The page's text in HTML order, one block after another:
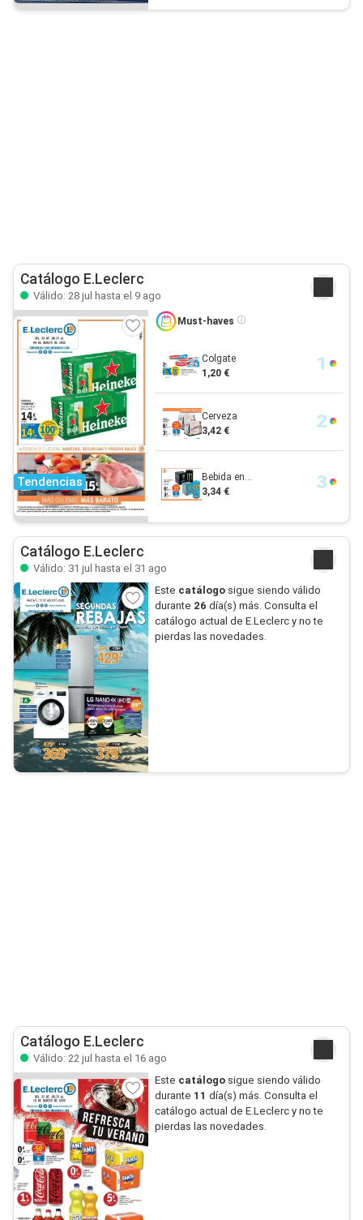
Catálogo E.Leclerc
Válido: 28 jul hasta el 9 ago
Tendencias
Must-haves
Colgate
1,20 €
Cerveza
3,42 €
Bebida en...
3,34 €
Catálogo E.Leclerc
Válido: 31 jul hasta el 31 ago
Este catálogosigue siendo válido
durante 26 día(s) más. Consulta el
catálogo actual de E.Leclerc y no te
pierdas las novedades.
Catálogo E.Leclerc
Válido: 22 jul hasta el 16 ago
Este catálogosigue siendo válido
durante 11 día(s) más. Consulta el
catálogo actual de E.Leclerc y no te
pierdas las novedades.